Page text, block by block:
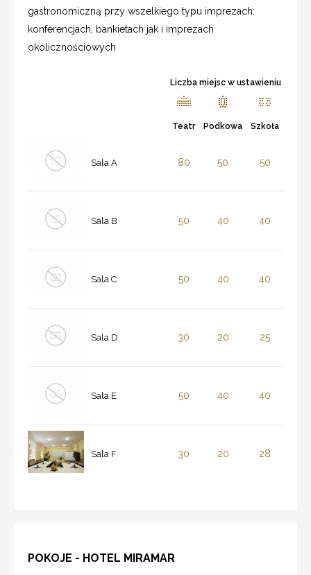
gastronomiczną przy wszelkiego typu imprezach:
konferencjach, bankietach jak i imprezach
okolicznościowych
Liczba miejsc w ustawieniu
Teatr Podkowa Szkoła
Sala A 80 50 50
Sala B 50 40 40
Sala C 50 40 40
Sala D 30 20 25
Sala E 50 40 40
Sala F 30 20 28
POKOJE - HOTEL MIRAMAR